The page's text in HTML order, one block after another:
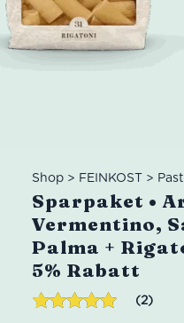
Shop> FEINKOST>
Sparpaket •
Vermentino,
Palma +
5% Rabatt
2